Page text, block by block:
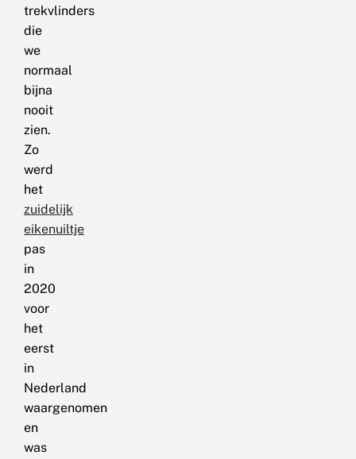
trekvlinders
die
we
normaal
bijna
nooit
zien.
Zo
werd
het
zuidelijk
eikenuiltje
pas
in
2020
voor
het
eerst
in
Nederland
waargenomen
en
was